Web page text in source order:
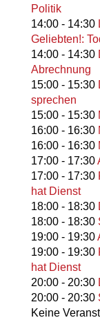
Politik
14:00- 14:30
Geliebten!:
14:00- 14:30
Abrechnung
15:00- 15:30
sprechen
15:00- 15:30
16:00- 16:30
16:00- 16:30
17:00- 17:30
17:00- 17:30
hat Dienst
18:00- 18:30
18:00- 18:30
19:00- 19:30
19:00- 19:30
hat Dienst
20:00- 20:30
20:00- 20:30
Keine